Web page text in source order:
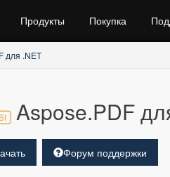
Продукты Покупка
для .NET
Aspose.PDF
Форум поддержки